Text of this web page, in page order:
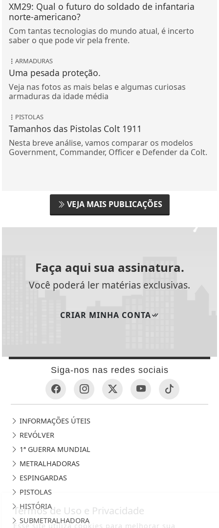
XM29: Qual o futuro do soldado de infantaria
norte-americano?
Com tantas tecnologias do mundo atual, é incerto
saber o que pode vir pela frente.
ARMADURAS
Uma pesada proteção.
Veja nas fotos as mais belas e algumas curiosas
armaduras da idade média
PISTOLAS
Tamanhos das Pistolas Colt 1911
Nesta breve análise, vamos comparar os modelos
Government, Commander, Officer e Defender da Colt.
VEJA MAIS PUBLICAÇÕES
Faça aqui sua assinatura.
Você poderá ler matérias exclusivas.
CRIAR MINHA CONTA
Siga-nos nas redes sociais
INFORMAÇÕES ÚTEIS
REVÓLVER
1ª GUERRA MUNDIAL
METRALHADORAS
ESPINGARDAS
PISTOLAS
HISTÓRIA
SUBMETRALHADORA
Termos de Uso e Privacidade
Esse site utiliza cookies para melhorar sua